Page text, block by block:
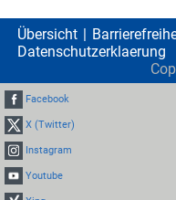
Übersicht
Datenschutzerklaerung
Facebook
X (Twitter)
Instagram
Youtube